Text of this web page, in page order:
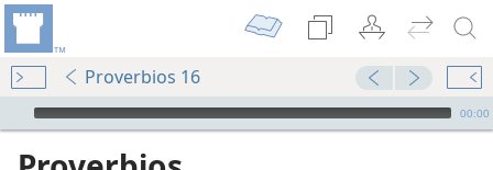
Proverbios 16
Audio Player
00:00